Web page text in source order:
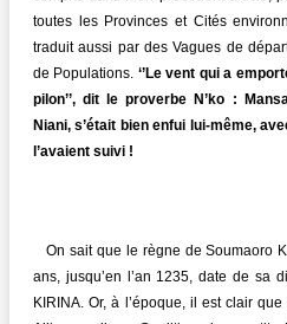
toutes les Provinces et Cités
traduit aussi par des Vagues de
de Populations. ‘’Le vent qui a
pilon’’, dit le proverbe N’ko :
Niani, s’était bien enfui lui-même,
l’avaient suivi !
On sait que le règne de Soumaoro
ans, jusqu’en l’an 1235, date de sa
KIRINA. Or, à l’époque, il est clair que